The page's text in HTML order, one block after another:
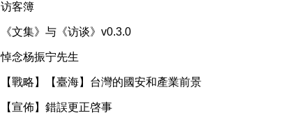
访客簿
《文集》与《访谈》v0.3.0
悼念杨振宁先生
【戰略】【臺海】台灣的國安和產業前景
【宣佈】錯誤更正啓事